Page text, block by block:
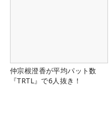
仲宗根澄香が平均パット数
『TRTL』で6人抜き！